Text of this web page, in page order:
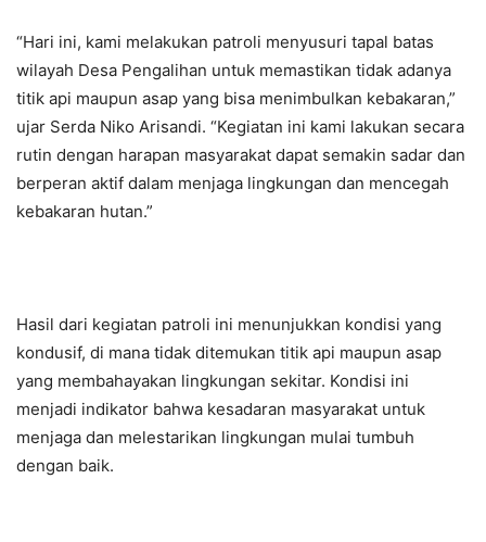
“Hari ini, kami melakukan patroli menyusuri tapal batas
wilayah Desa Pengalihan untuk memastikan tidak adanya
titik api maupun asap yang bisa menimbulkan kebakaran,”
ujar Serda Niko Arisandi. “Kegiatan ini kami lakukan secara
rutin dengan harapan masyarakat dapat semakin sadar dan
berperan aktif dalam menjaga lingkungan dan mencegah
kebakaran hutan.”
Hasil dari kegiatan patroli ini menunjukkan kondisi yang
kondusif, di mana tidak ditemukan titik api maupun asap
yang membahayakan lingkungan sekitar. Kondisi ini
menjadi indikator bahwa kesadaran masyarakat untuk
menjaga dan melestarikan lingkungan mulai tumbuh
dengan baik.